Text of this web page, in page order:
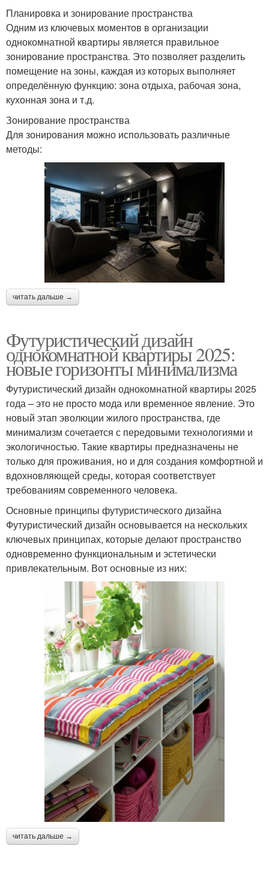
Планировка и зонирование пространства
Одним из ключевых моментов в организации
однокомнатной квартиры является правильное
зонирование пространства. Это позволяет разделить
помещение на зоны, каждая из которых выполняет
определённую функцию: зона отдыха, рабочая зона,
кухонная зона и т.д.
Зонирование пространства
Для зонирования можно использовать различные
методы:
читать дальше →
Футуристический дизайн
однокомнатной квартиры 2025:
новые горизонты минимализма
Футуристический дизайн однокомнатной квартиры 2025
года – это не просто мода или временное явление. Это
новый этап эволюции жилого пространства, где
минимализм сочетается с передовыми технологиями и
экологичностью. Такие квартиры предназначены не
только для проживания, но и для создания комфортной и
вдохновляющей среды, которая соответствует
требованиям современного человека.
Основные принципы футуристического дизайна
Футуристический дизайн основывается на нескольких
ключевых принципах, которые делают пространство
одновременно функциональным и эстетически
привлекательным. Вот основные из них:
читать дальше →